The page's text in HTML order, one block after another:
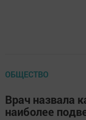
ОБЩЕСТВО
Врач назвала
наиболее